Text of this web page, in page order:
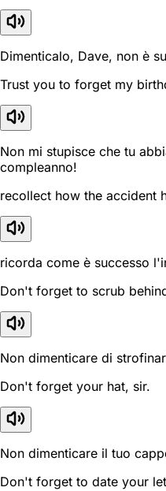
Dimenticalo, Dave, non è
Trust you to forget my
Non mi stupisce che tu
compleanno!
recollect how the accident
ricorda come è successo
Don't forget to scrub
Non dimenticare di
Don't forget your hat, sir.
Non dimenticare il tuo
Don't forget to date your